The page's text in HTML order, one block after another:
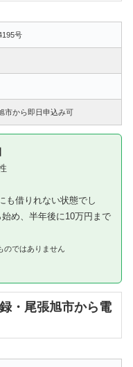
号
市から即日申込み可
も借りれない状態でし
め、半年後に10万円まで
のではありません
・尾張旭市から電